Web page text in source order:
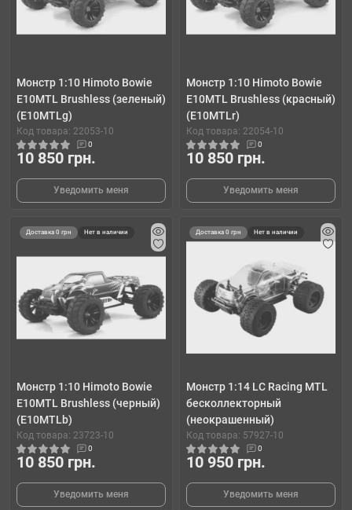
Монстр 1:10 Himoto Bowie
E10MTL Brushless (зеленый)
(E10MTLg)
Код товара: 22053-10
0
10 850 грн.
Уведомить меня
Монстр 1:10 Himoto Bowie
E10MTL Brushless (красный)
(E10MTLr)
Код товара: 22054-10
0
10 850 грн.
Уведомить меня
Доставка 0 грн Нет в наличии
Монстр 1:10 Himoto Bowie
E10MTL Brushless (черный)
(E10MTLb)
Код товара: 23723-10
0
10 850 грн.
Уведомить меня
Доставка 0 грн Нет в наличии
Монстр 1:14 LC Racing MTL
бесколлекторный
(неокрашенный)
Код товара: 57927-10
0
10 950 грн.
Уведомить меня